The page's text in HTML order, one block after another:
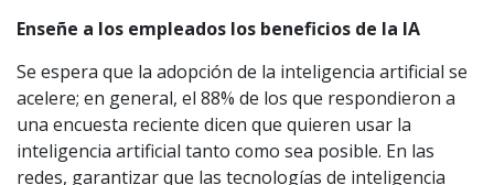
Enseñe a los empleados los beneficios de la IA
Se espera que la adopción de la inteligencia artificial se
acelere; en general, el 88% de los que respondieron a
una encuesta reciente dicen que quieren usar la
inteligencia artificial tanto como sea posible. En las
redes, garantizar que las tecnologías de inteligencia